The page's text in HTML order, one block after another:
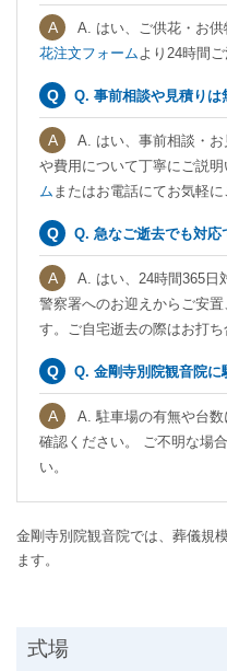
A. はい、ご供花・お
花注文フォーム より24時間
Q. 事前相談や見積りは
A. はい、事前相談・
や費用について丁寧にご説明
ム またはお電話にてお気軽に
Q. 急なご逝去でも対応
A. はい、24時間365日
警察署へのお迎えからご安
す。ご自宅逝去の際はお打
Q. 金剛寺別院観音院に
A. 駐車場の有無や台
確認ください。 ご不明な場
い。
金剛寺別院観音院では、葬儀規
ます。
式場